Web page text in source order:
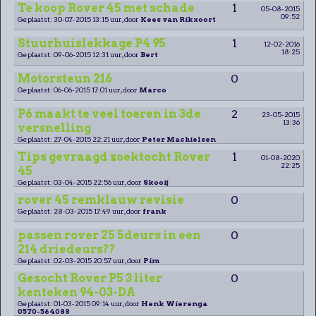
Te koop Rover 45 met schade 1
05-08-2015
09:52
Geplaatst: 30-07-2015 13:15 uur, door Kees van Rikxoort
Stuurhuislekkage P4 95 1
12-02-2016
18:25
Geplaatst: 09-06-2015 12:31 uur, door Bert
Motorsteun 216 0
Geplaatst: 06-06-2015 17:01 uur, door Marco
P6 maakt te veel toeren in 3de
versnelling
2
23-05-2015
13:36
Geplaatst: 27-04-2015 22:21 uur, door Peter Machielsen
Tips gevraagd zoektocht Rover
45
1
01-08-2020
22:25
Geplaatst: 03-04-2015 22:56 uur, door Skooij
rover 45 remklauw revisie 0
Geplaatst: 28-03-2015 17:49 uur, door frank
passen rover 25 5deurs in een
214 driedeurs??
0
Geplaatst: 02-03-2015 20:57 uur, door Pim
Gezocht Rover P5 3 liter
kenteken 94-03-DA
0
Geplaatst: 01-03-2015 09:14 uur, door Henk Wierenga
0570-564088